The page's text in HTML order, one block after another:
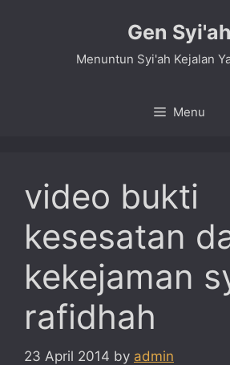
Gen Syi'ah
Menuntun Syi'ah Kejalan
Menu
video bukti
kesesatan
kekejaman
rafidhah
23 April 2014 by admin